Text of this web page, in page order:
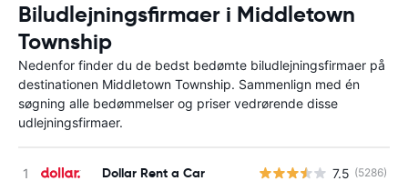
Biludlejningsfirmaer i Middletown
Township
Nedenfor finder du de bedst bedømte biludlejningsfirmaer på
destinationen Middletown Township. Sammenlign med én
søgning alle bedømmelser og priser vedrørende disse
udlejningsfirmaer.
Dollar Rent a Car 7.5 (5286)